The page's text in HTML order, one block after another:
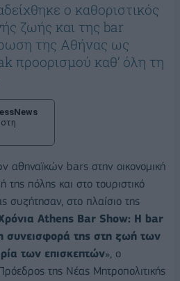
ο καθοριστικός
ζωής και της bar
της Αθήνας ως
προορισμού καθ’ όλη τη
αθηναϊκών bars στην οικονομική
της πόλης και στο τουριστικό
συζήτησαν, στο πλαίσιο της
Athens Bar Show: Η bar
συνεισφορά της στη ζωή των
των επισκεπτών», ο
της Νέας Μητροπολιτικής